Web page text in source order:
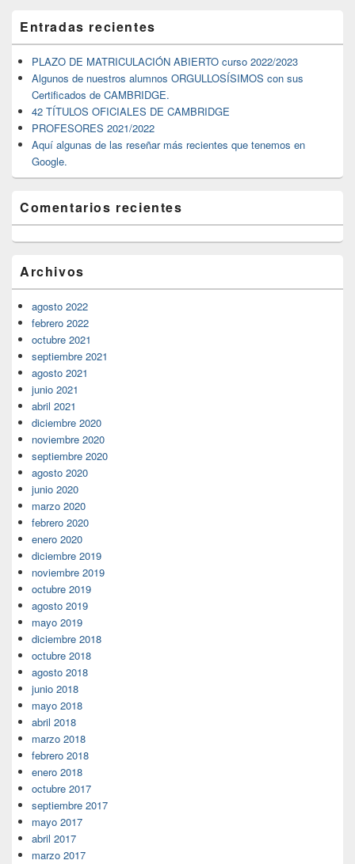
área
de
widget
barra
lateral
primaria
Entradas recientes
PLAZO DE MATRICULACIÓN ABIERTO curso 2022/2023
Algunos de nuestros alumnos ORGULLOSÍSIMOS con sus
Certificados de CAMBRIDGE.
42 TÍTULOS OFICIALES DE CAMBRIDGE
PROFESORES 2021/2022
Aquí algunas de las reseñar más recientes que tenemos en
Google.
Comentarios recientes
Archivos
agosto 2022
febrero 2022
octubre 2021
septiembre 2021
agosto 2021
junio 2021
abril 2021
diciembre 2020
noviembre 2020
septiembre 2020
agosto 2020
junio 2020
marzo 2020
febrero 2020
enero 2020
diciembre 2019
noviembre 2019
octubre 2019
agosto 2019
mayo 2019
diciembre 2018
octubre 2018
agosto 2018
junio 2018
mayo 2018
abril 2018
marzo 2018
febrero 2018
enero 2018
octubre 2017
septiembre 2017
mayo 2017
abril 2017
marzo 2017